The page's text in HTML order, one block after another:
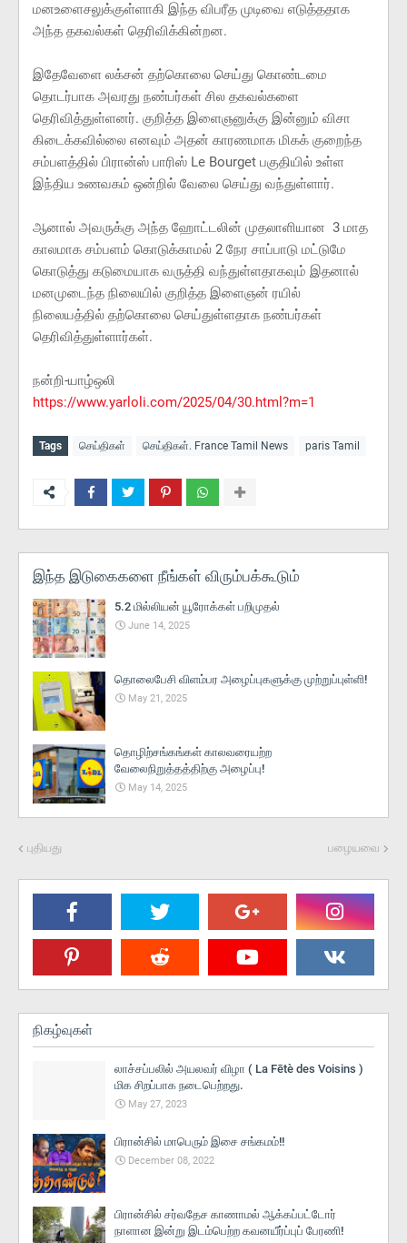
மனஉளைசலுக்குள்ளாகி இந்த விபரீத முடிவை எடுத்ததாக
அந்த தகவல்கள் தெரிவிக்கின்றன.
இதேவேளை லக்சன் தற்கொலை செய்து கொண்டமை
தொடர்பாக அவரது நண்பர்கள் சில தகவல்களை
தெரிவித்துள்ளனர். குறித்த இளைஞனுக்கு இன்னும் விசா
கிடைக்கவில்லை எனவும் அதன் காரணமாக மிகக் குறைந்த
சம்பளத்தில் பிரான்ஸ் பாரிஸ் Le Bourget பகுதியில் உள்ள
இந்திய உணவகம் ஒன்றில் வேலை செய்து வந்துள்ளார்.
ஆனால் அவருக்கு அந்த ஹோட்டலின் முதலாளியான 3 மாத
காலமாக சம்பளம் கொடுக்காமல் 2 நேர சாப்பாடு மட்டுமே
கொடுத்து கடுமையாக வருத்தி வந்துள்ளதாகவும் இதனால்
மனமுடைந்த நிலையில் குறித்த இளைஞன் ரயில்
நிலையத்தில் தற்கொலை செய்துள்ளதாக நண்பர்கள்
தெரிவித்துள்ளார்கள்.
நன்றி-யாழ்ஒலி
https://www.yarloli.com/2025/04/30.html?m=1
Tags செய்திகள் செய்திகள். France Tamil News paris Tamil
இந்த இடுகைகளை நீங்கள் விரும்பக்கூடும்
5.2 மில்லியன் யூரோக்கள் பறிமுதல்
June 14, 2025
தொலைபேசி விளம்பர அழைப்புகளுக்கு முற்றுப்புள்ளி!
May 21, 2025
தொழிற்சங்கங்கள் காலவரையற்ற
வேலைநிறுத்தத்திற்கு அழைப்பு!
May 14, 2025
புதியது பழையவை
நிகழ்வுகள்
லாச்சப்பலில் அயலவர் விழா ( La Fētè des Voisins )
மிக சிறப்பாக நடைபெற்றது.
May 27, 2023
பிரான்சில் மாபெரும் இசை சங்கமம்!!
December 08, 2022
பிரான்சில் சர்வதேச காணாமல் ஆக்கப்பட்டோர்
நாளான இன்று இடம்பெற்ற கவனயீர்ப்புப் பேரணி!